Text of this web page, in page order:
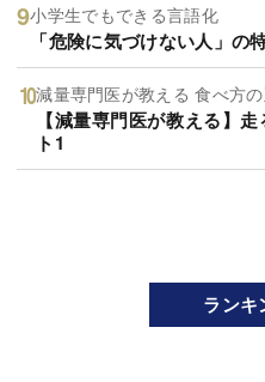
小学生でもできる言語化
「危険に気づけない人」の
減量専門医が教える 食べ方
【減量専門医が教える】
ト1
ランキ